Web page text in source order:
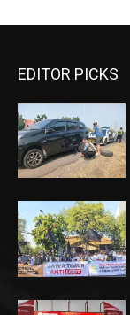
EDITOR PICKS